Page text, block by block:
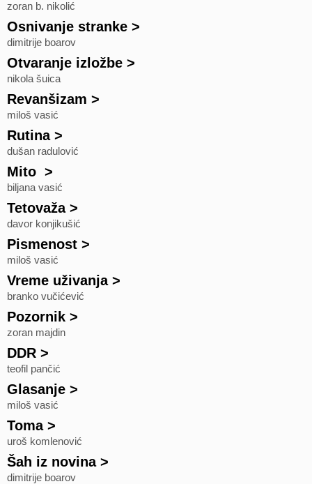
zoran b. nikolić
Osnivanje stranke >
dimitrije boarov
Otvaranje izložbe >
nikola šuica
Revanšizam >
miloš vasić
Rutina>
dušan radulović
Mito >
biljana vasić
Tetovaža>
davor konjikušić
Pismenost >
miloš vasić
Vreme uživanja>
branko vučićević
Pozornik >
zoran majdin
DDR >
teofil pančić
Glasanje >
miloš vasić
Toma>
uroš komlenović
Šah iz novina>
dimitrije boarov